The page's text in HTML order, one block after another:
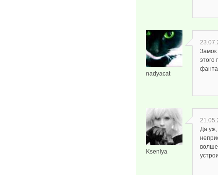
nadyacat
Замок
этого
Kseniya
Да уж,